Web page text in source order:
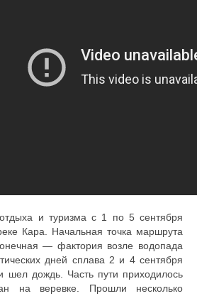
и туризма с 1 по 5 сентября
Кара. Начальная точка маршрута
— фактория возле водопада
дней сплава 2 и 4 сентября
шел дождь. Часть пути приходилось
на веревке. Прошли несколько